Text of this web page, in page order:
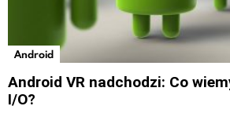
Android
Android VR nadchodzi: Co
I/O?